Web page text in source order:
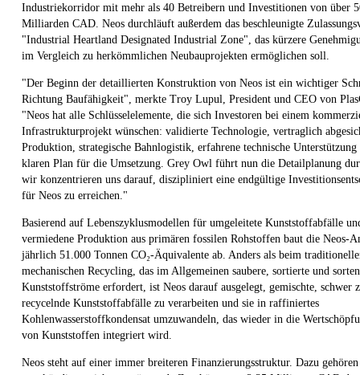
Industriekorridor mit mehr als 40 Betreibern und Investitionen von über
Milliarden CAD. Neos durchläuft außerdem das beschleunigte
"Industrial Heartland Designated Industrial Zone", das kürzere
im Vergleich zu herkömmlichen Neubauprojekten ermöglichen soll.
"Der Beginn der detaillierten Konstruktion von Neos ist ein wichtiger
Richtung Baufähigkeit", merkte Troy Lupul, President und CEO von
"Neos hat alle Schlüsselelemente, die sich Investoren bei einem
Infrastrukturprojekt wünschen: validierte Technologie, vertraglich
Produktion, strategische Bahnlogistik, erfahrene technische Unterstützung
klaren Plan für die Umsetzung. Grey Owl führt nun die Detailplanung
wir konzentrieren uns darauf, diszipliniert eine endgültige
für Neos zu erreichen."
Basierend auf Lebenszyklusmodellen für umgeleitete Kunststoffabfälle
vermiedene Produktion aus primären fossilen Rohstoffen baut die Neos-
jährlich 51.000 Tonnen CO₂-Äquivalente ab. Anders als beim
mechanischen Recycling, das im Allgemeinen saubere, sortierte und
Kunststoffströme erfordert, ist Neos darauf ausgelegt, gemischte, schwer
recycelnde Kunststoffabfälle zu verarbeiten und sie in raffiniertes
Kohlenwasserstoffkondensat umzuwandeln, das wieder in die
von Kunststoffen integriert wird.
Neos steht auf einer immer breiteren Finanzierungsstruktur. Dazu